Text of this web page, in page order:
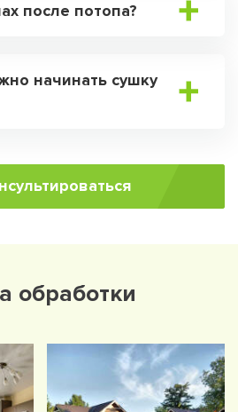
после потопа?
начинать сушку
обработки